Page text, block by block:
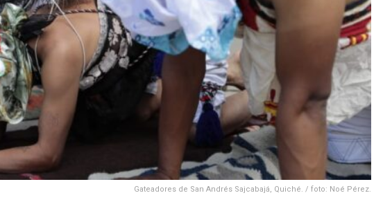
Gateadores de San Andrés Sajcabajá, Quiché. / foto: Noé Pérez.